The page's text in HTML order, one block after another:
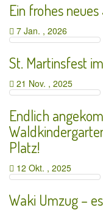
Ein frohes
7 Jan. , 2026
St. Martinsfest
21 Nov. , 2025
Endlich
Platz!
12 Okt. , 2025
Waki Umzug –